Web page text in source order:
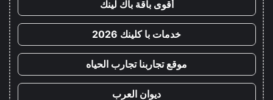
أقوى باقة باك لينك
خدمات با كلينك 2026
موقع تجاربنا تجارب الحياه
ديوان العرب